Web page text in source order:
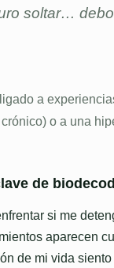
soltar…
a
o a una
de
si me
aparecen
de mi vida siento